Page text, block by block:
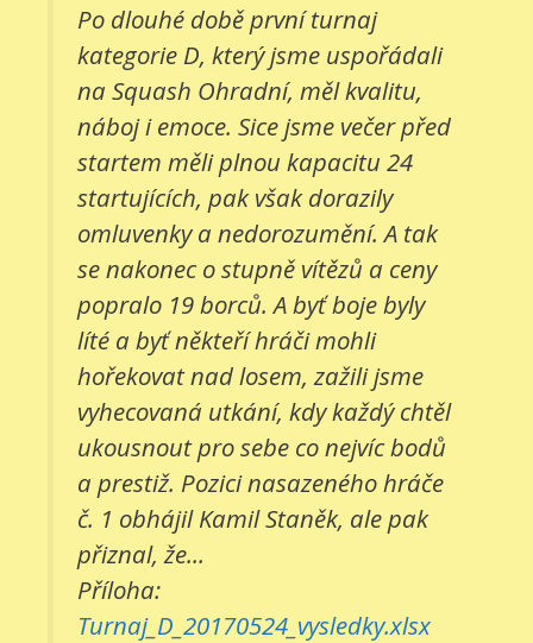
Po dlouhé době první turnaj
kategorie D, který jsme uspořádali
na Squash Ohradní, měl kvalitu,
náboj i emoce. Sice jsme večer před
startem měli plnou kapacitu 24
startujících, pak však dorazily
omluvenky a nedorozumění. A tak
se nakonec o stupně vítězů a ceny
popralo 19 borců. A byť boje byly
líté a byť někteří hráči mohli
hořekovat nad losem, zažili jsme
vyhecovaná utkání, kdy každý chtěl
ukousnout pro sebe co nejvíc bodů
a prestiž. Pozici nasazeného hráče
č. 1 obhájil Kamil Staněk, ale pak
přiznal, že...
Příloha:
Turnaj_D_20170524_vysledky.xlsx